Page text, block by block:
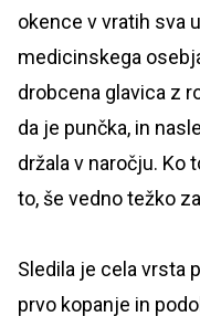
okence v vratih sva
medicinskega
drobcena glavica z
da je punčka, in
držala v naročju. Ko
to, še vedno težko
Sledila je cela vrsta
prvo kopanje in